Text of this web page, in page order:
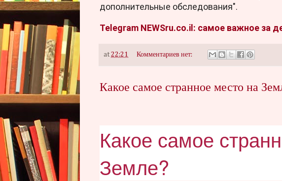
дополнительные обследования".
Telegram NEWSru.co.il: самое важное за
at22:21 Комментариев нет:
Какое самое странное место на
Какое самое
Земле?